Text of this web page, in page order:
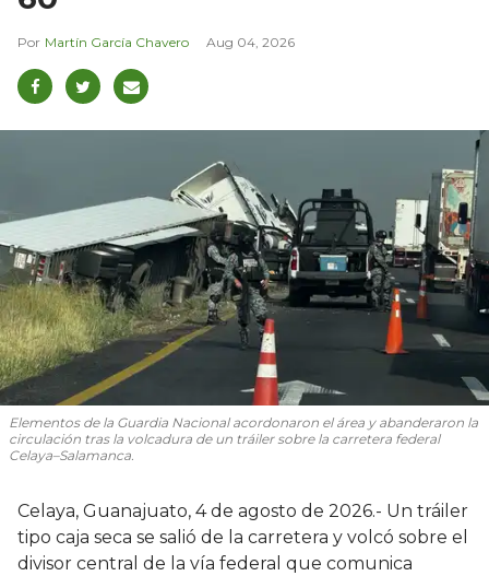
Martín García Chavero Aug 04, 2026
Elementos de la Guardia Nacional acordonaron el área y abanderaron la
circulación tras la volcadura de un tráiler sobre la carretera federal
Celaya–Salamanca.
Celaya, Guanajuato, 4 de agosto de 2026.- Un tráiler
tipo caja seca se salió de la carretera y volcó sobre el
divisor central de la vía federal que comunica